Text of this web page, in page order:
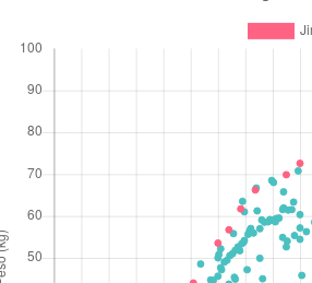
giorno(i)
kg
0 anno(i), 3 mese(i) e 25
giorno(i)
31.75
kg